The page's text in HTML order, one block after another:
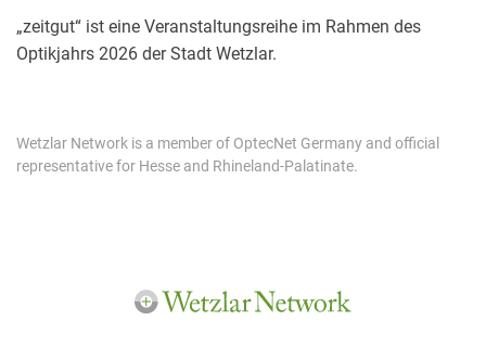
„zeitgut“ ist eine Veranstaltungsreihe im Rahmen des
Optikjahrs 2026 der Stadt Wetzlar.
Wetzlar Network is a member of OptecNet Germany and official
representative for Hesse and Rhineland-Palatinate.